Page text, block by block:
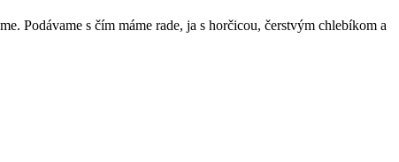
Podávame s čím máme rade, ja s horčicou, čerstvým chlebíkom a